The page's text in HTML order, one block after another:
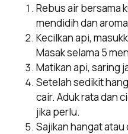
Rebus air bersama
mendidih dan
Kecilkan api,
Masak selama 5
Matikan api, saring
Setelah sedikit
cair. Aduk rata dan
jika perlu.
Sajikan hangat